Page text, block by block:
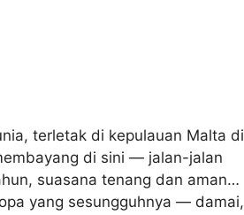
terletak di kepulauan Malta di
di sini — jalan-jalan
suasana tenang dan aman…
yang sesungguhnya — damai,